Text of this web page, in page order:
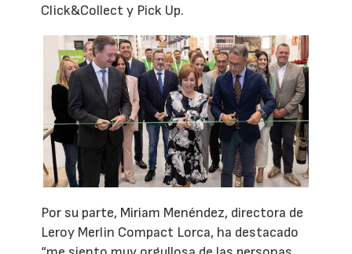
Click&Collect y Pick Up.
Por su parte, Miriam Menéndez, directora de
Leroy Merlin Compact Lorca, ha destacado